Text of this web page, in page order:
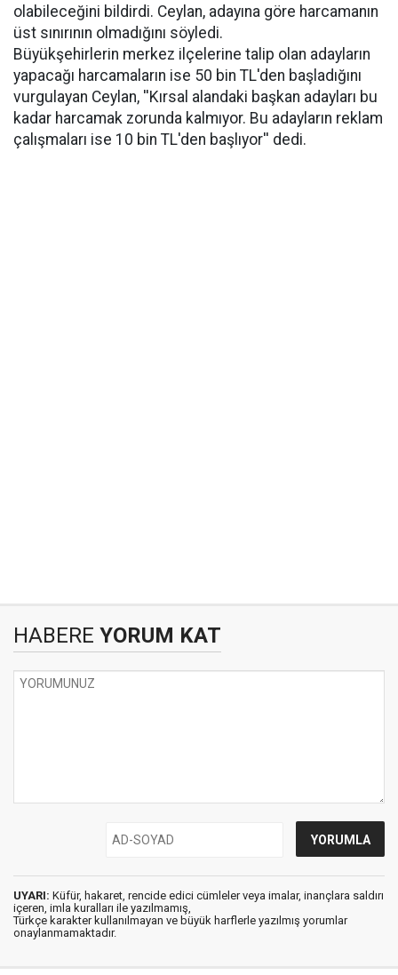
olabileceğini bildirdi. Ceylan, adayına göre harcamanın
üst sınırının olmadığını söyledi.
Büyükşehirlerin merkez ilçelerine talip olan adayların
yapacağı harcamaların ise 50 bin TL'den başladığını
vurgulayan Ceylan, ''Kırsal alandaki başkan adayları bu
kadar harcamak zorunda kalmıyor. Bu adayların reklam
çalışmaları ise 10 bin TL'den başlıyor'' dedi.
HABERE YORUM KAT
UYARI: Küfür, hakaret, rencide edici cümleler veya imalar, inançlara saldırı
içeren, imla kuralları ile yazılmamış,
Türkçe karakter kullanılmayan ve büyük harflerle yazılmış yorumlar
onaylanmamaktadır.